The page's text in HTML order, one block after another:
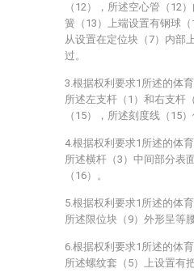
（12），所述空心管（12
簧（13）上端设置有钢球（
从设置在定位块（7）内部
过。
3.根据权利要求1所述的体
所述左支杆（1）和右支杆
（15），所述刻度线（15
4.根据权利要求1所述的体
所述横杆（3）中间部分表
（16）。
5.根据权利要求1所述的体
所述限位块（9）外形呈等
6.根据权利要求1所述的体
所述螺纹套（5）上设置有把